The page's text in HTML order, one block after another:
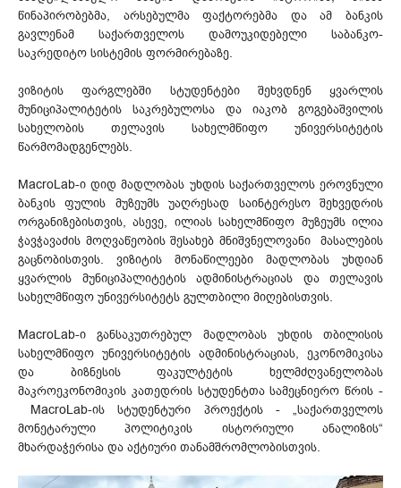
წინაპირობებმა, არსებულმა ფაქტორებმა და ამ ბანკის
გავლენამ საქართველოს დამოუკიდებელი საბანკო-
საკრედიტო სისტემის ფორმირებაზე.
ვიზიტის ფარგლებში სტუდენტები შეხვდნენ ყვარლის
მუნიციპალიტეტის საკრებულოსა და იაკობ გოგებაშვილის
სახელობის თელავის სახელმწიფო უნივერსიტეტის
წარმომადგენლებს.
MacroLab-ი დიდ მადლობას უხდის საქართველოს ეროვნული
ბანკის ფულის მუზეუმს უაღრესად საინტერესო შეხვედრის
ორგანიზებისთვის, ასევე, ილიას სახელმწიფო მუზეუმს ილია
ჭავჭავაძის მოღვაწეობის შესახებ მნიშვნელოვანი მასალების
გაცნობისთვის. ვიზიტის მონაწილეები მადლობას უხდიან
ყვარლის მუნიციპალიტეტის ადმინისტრაციას და თელავის
სახელმწიფო უნივერსიტეტს გულთბილი მიღებისთვის.
MacroLab-ი განსაკუთრებულ მადლობას უხდის თბილისის
სახელმწიფო უნივერსიტეტის ადმინისტრაციას, ეკონომიკისა
და ბიზნესის ფაკულტეტის ხელმძღვანელობას
მაკროეკონომიკის კათედრის სტუდენტთა სამეცნიერო წრის -
MacroLab-ის სტუდენტური პროექტის - „საქართველოს
მონეტარული პოლიტიკის ისტორიული ანალიზის“
მხარდაჭერისა და აქტიური თანამშრომლობისთვის.